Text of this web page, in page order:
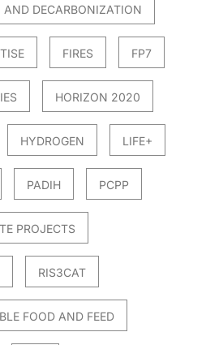
AND DECARBONIZATION
FIRES FP7
HORIZON 2020
HYDROGEN LIFE+
PADIH PCPP
PROJECTS
RIS3CAT
FOOD AND FEED